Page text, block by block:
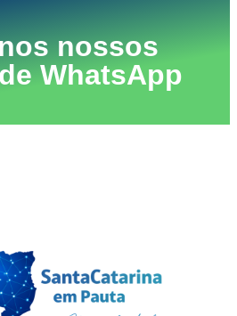
nossos
WhatsApp